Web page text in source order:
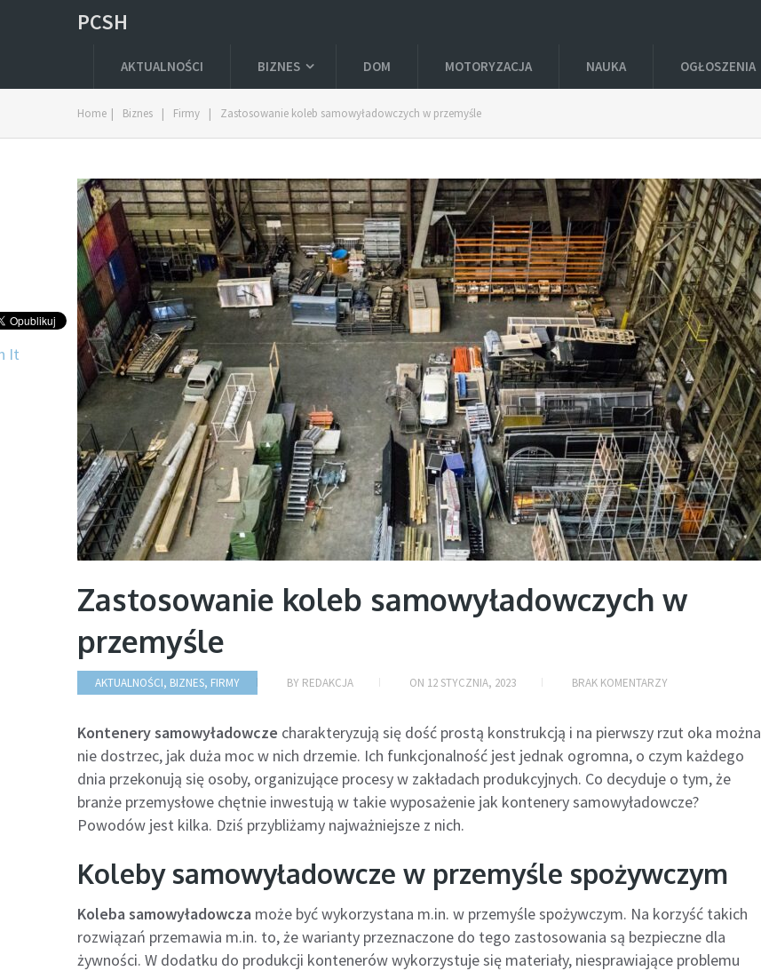
PCSH
AKTUALNOŚCI BIZNES DOM MOTORYZACJA NAUKA OGŁOSZENIA
Home | Biznes | Firmy | Zastosowanie koleb samowyładowczych w przemyśle
Zastosowanie koleb samowyładowczych w
przemyśle
AKTUALNOŚCI, BIZNES, FIRMY BY REDAKCJA ON 12 STYCZNIA, 2023 BRAK KOMENTARZY
Kontenery samowyładowcze charakteryzują się dość prostą konstrukcją i na pierwszy rzut oka można
nie dostrzec, jak duża moc w nich drzemie. Ich funkcjonalność jest jednak ogromna, o czym każdego
dnia przekonują się osoby, organizujące procesy w zakładach produkcyjnych. Co decyduje o tym, że
branże przemysłowe chętnie inwestują w takie wyposażenie jak kontenery samowyładowcze?
Powodów jest kilka. Dziś przybliżamy najważniejsze z nich.
Koleby samowyładowcze w przemyśle spożywczym
Koleba samowyładowcza może być wykorzystana m.in. w przemyśle spożywczym. Na korzyść takich
rozwiązań przemawia m.in. to, że warianty przeznaczone do tego zastosowania są bezpieczne dla
żywności. W dodatku do produkcji kontenerów wykorzystuje się materiały, niesprawiające problemu
It